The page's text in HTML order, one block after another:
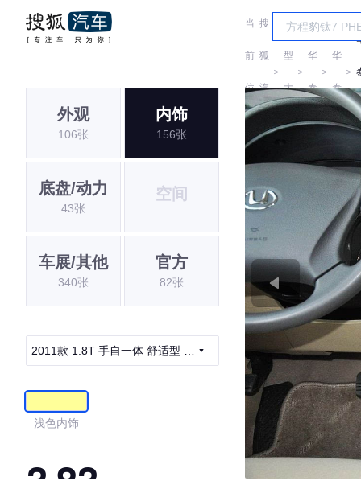
当
前
位
置:
搜
狐
汽
＞
车
型
大
全
＞
华
泰
＞
华
泰
＞
外观
106张
内饰
156张
底盘/动力
43张
空间
车展/其他
340张
官方
82张
2011款 1.8T 手自一体 舒适型 汽
浅色内饰
3.83